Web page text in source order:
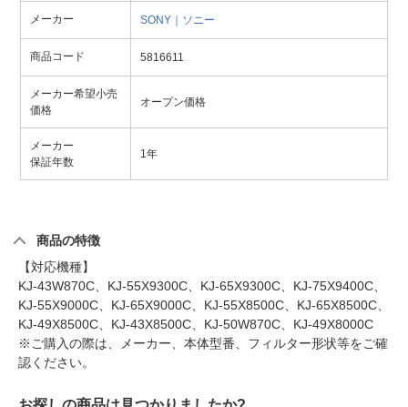
メーカー SONY｜ソニー
商品コード 5816611
メーカー希望小売
価格
オープン価格
メーカー
保証年数
1年
商品の特徴
【対応機種】
KJ-43W870C、KJ-55X9300C、KJ-65X9300C、KJ-75X9400C、
KJ-55X9000C、KJ-65X9000C、KJ-55X8500C、KJ-65X8500C、
KJ-49X8500C、KJ-43X8500C、KJ-50W870C、KJ-49X8000C
※ご購入の際は、メーカー、本体型番、フィルター形状等をご確
認ください。